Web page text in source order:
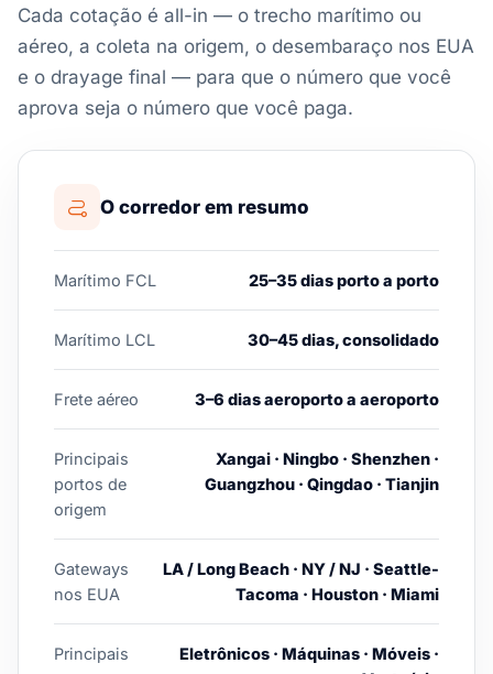
Cada cotação é all-in — o trecho marítimo ou
aéreo, a coleta na origem, o desembaraço nos EUA
e o drayage final — para que o número que você
aprova seja o número que você paga.
O corredor em resumo
Marítimo FCL 25–35 dias porto a porto
Marítimo LCL 30–45 dias, consolidado
Frete aéreo 3–6 dias aeroporto a aeroporto
Principais
portos de
origem
Xangai · Ningbo · Shenzhen ·
Guangzhou · Qingdao · Tianjin
Gateways
nos EUA
LA / Long Beach · NY / NJ · Seattle-
Tacoma · Houston · Miami
Principais
Eletrônicos · Máquinas · Móveis ·